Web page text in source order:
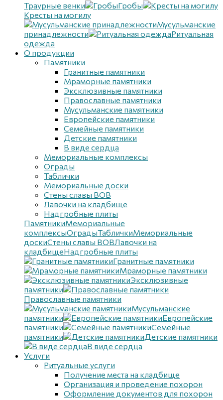
Траурные венки
Гробы
Кресты на могилу
Мусульманские
принадлежности
Ритуальная
одежда
О продукции
Памятники
Гранитные памятники
Мраморные памятники
Эксклюзивные памятники
Православные памятники
Мусульманские памятники
Европейские памятники
Семейные памятники
Детские памятники
В виде сердца
Мемориальные комплексы
Ограды
Таблички
Мемориальные доски
Стены славы ВОВ
Лавочки на кладбище
Надгробные плиты
ПамятникиМемориальные
комплексыОградыТабличкиМемориальные
доскиСтены славы ВОВЛавочки на
кладбищеНадгробные плиты
Гранитные памятники
Мраморные памятники
Эксклюзивные
памятники
Православные памятники
Мусульманские
памятники
Европейские
памятники
Семейные
памятники
Детские памятники
В виде сердца
Услуги
Ритуальные услуги
Получение места на кладбище
Организация и проведение похорон
Оформление документов для похорон